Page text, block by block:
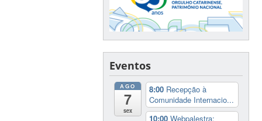
Eventos
AGO
7
sex
8:00 Recepção à
Comunidade Internacio...
10:00Webpalestra: